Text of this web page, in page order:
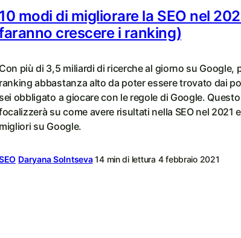
10 modi di migliorare la SEO nel
crescere i ranking)
Con più di 3,5 miliardi di ricerche al giorno su Google,
ranking abbastanza alto da poter essere trovato dai
sei obbligato a giocare con le regole di Google.
su come avere risultati nella SEO nel 2021
migliori su Google.
Daryana Solntseva 14 min di lettura 4 febbraio 2021